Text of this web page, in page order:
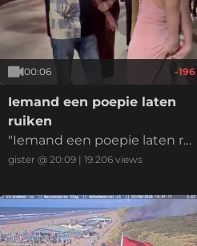
00:06 -196
Iemand een poepie laten
ruiken
"Iemand een poepie laten rui
ken" is een bekende Nederla
ent dat je iemand wilt verbaz
en, imponeren of laten zien d
at je ergens heel goed in ben
gister @ 20:09| 19.206views